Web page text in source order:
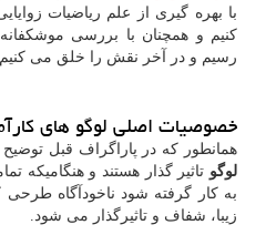
با بهره گیری از علم ریاضیات
کنیم و همچنان با بررسی موشکفانه
رسیم و در آخر نقش را خلق می
خصوصیات اصلی لوگو های
همانطور که در پاراگراف قبل توضیح
لوگو تاثیر گذار هستند و هنگامیکه
به کار گرفته شود ناخودآگاه
زیبا، شفاف و تاثیرگذار می شود.